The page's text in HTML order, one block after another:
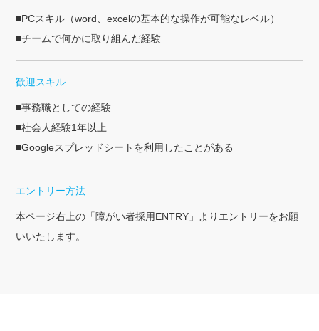
PCスキル（word、excelの基本的な操作が可能なレベル）
チームで何かに取り組んだ経験
歓迎スキル
事務職としての経験
社会人経験1年以上
Googleスプレッドシートを利用したことがある
エントリー方法
本ページ右上の「障がい者採用ENTRY」よりエントリーをお願
いいたします。